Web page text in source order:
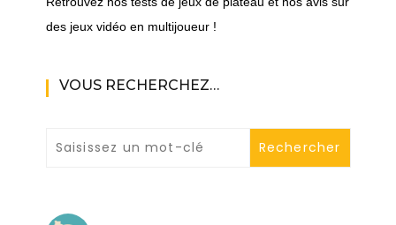
des jeux vidéo en multijoueur !
VOUS RECHERCHEZ…